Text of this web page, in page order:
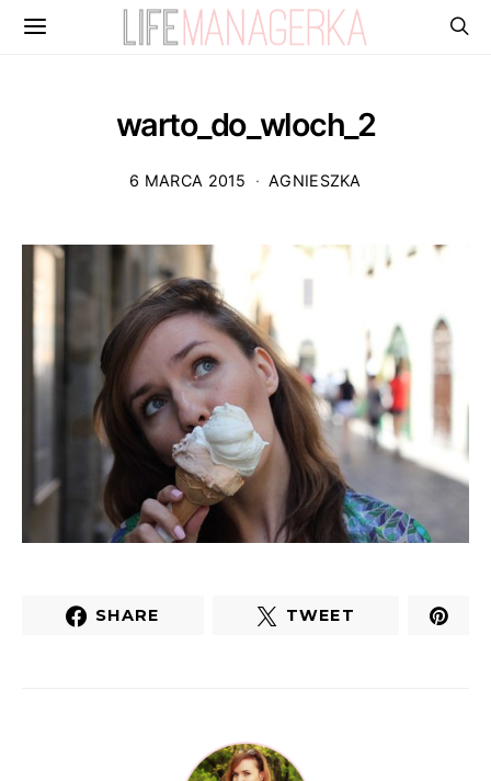
warto_do_wloch_2
6 MARCA 2015 AGNIESZKA
SHARE TWEET